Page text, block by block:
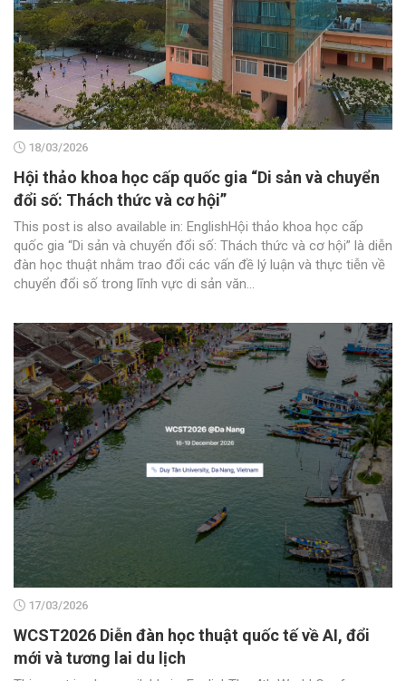
18/03/2026
Hội thảo khoa học cấp quốc gia “Di sản và chuyển
đổi số: Thách thức và cơ hội”
This post is also available in: EnglishHội thảo khoa học cấp
quốc gia “Di sản và chuyển đổi số: Thách thức và cơ hội” là diễn
đàn học thuật nhằm trao đổi các vấn đề lý luận và thực tiễn về
chuyển đổi số trong lĩnh vực di sản văn...
17/03/2026
WCST2026 Diễn đàn học thuật quốc tế về AI, đổi
mới và tương lai du lịch